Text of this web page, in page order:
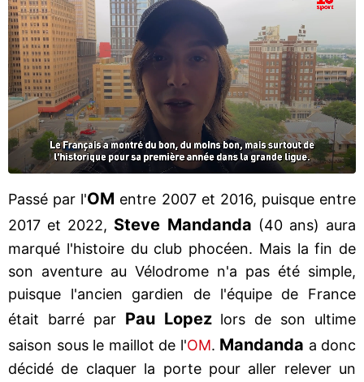
Passé par l'OM entre 2007 et 2016, puisque entre
2017 et 2022, Steve Mandanda (40 ans) aura
marqué l'histoire du club phocéen. Mais la fin de
son aventure au Vélodrome n'a pas été simple,
puisque l'ancien gardien de l'équipe de France
était barré par Pau Lopezlors de son ultime
saison sous le maillot de l'OM. Mandanda a donc
décidé de claquer la porte pour aller relever un